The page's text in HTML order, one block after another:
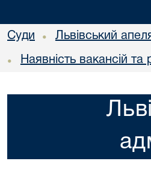
Суди • Львівський
• Наявність вакансій та